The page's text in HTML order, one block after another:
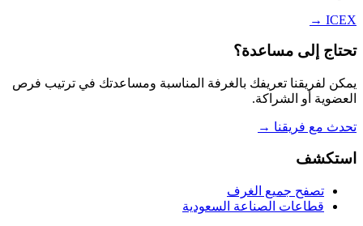
ICEX
→
تحتاج إلى مساعدة؟
يمكن لفريقنا تعريفك بالغرفة المناسبة ومساعدتك في ترتيب فرص
العضوية أو الشراكة.
تحدث مع فريقنا →
استكشف
تصفح جميع الغرف
قطاعات الصناعة السعودية